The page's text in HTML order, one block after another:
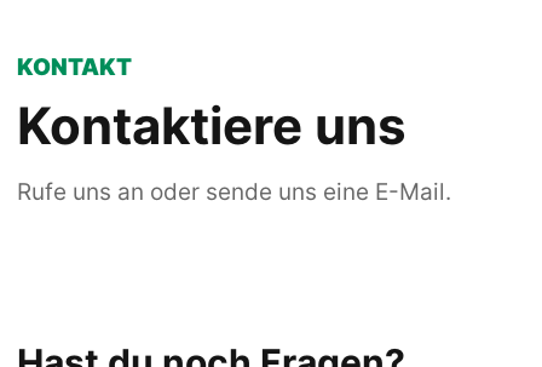
KONTAKT
Kontaktiere uns
Rufe uns an oder sende uns eine E-Mail.